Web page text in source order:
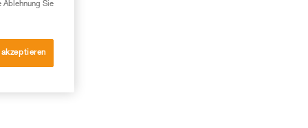
Ablehnung Sie